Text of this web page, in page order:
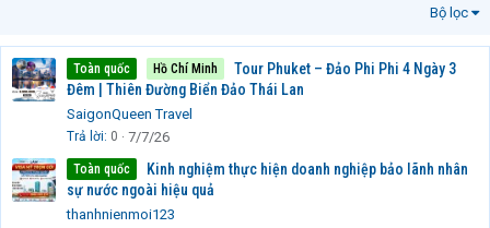
Bộ lọc
Toàn quốc Hồ Chí Minh
Tour Phuket – Đảo Phi Phi 4 Ngày 3
Đêm | Thiên Đường Biển Đảo Thái Lan
SaigonQueen Travel
Trả lời 0 7/7/26
Toàn quốc
Kinh nghiệm thực hiện doanh nghiệp bảo lãnh nhân
sự nước ngoài hiệu quả
thanhnienmoi123